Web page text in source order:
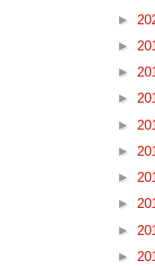
►
►
►
►
►
►
►
►
►
►